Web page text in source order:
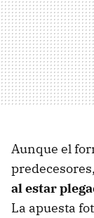
Aunque el
al estar
La apuesta